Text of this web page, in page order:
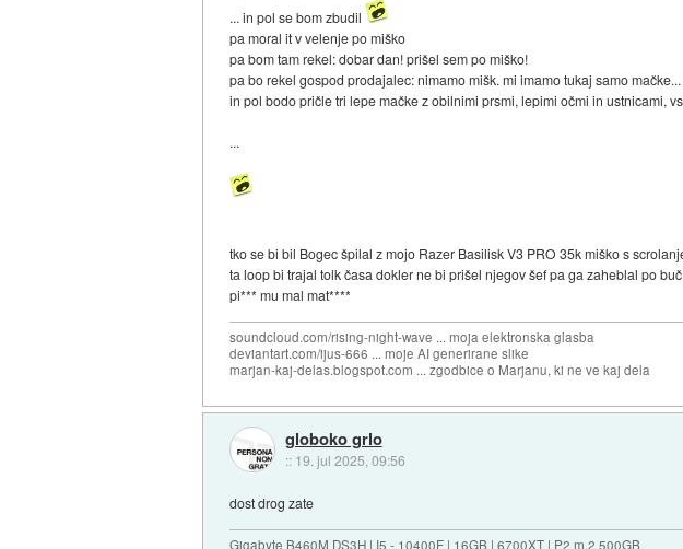
... in pol se bom zbudil
pa moral it v velenje po miško
pa bom tam rekel: dobar dan! prišel sem po miško!
pa bo rekel gospod prodajalec: nimamo mišk. mi imamo tukaj samo mačke...
in pol bodo pričle tri lepe mačke z obilnimi prsmi, lepimi očmi in ustnicami,
...
tko se bi bil Bogec špilal z mojo Razer Basilisk V3 PRO 35k miško s
ta loop bi trajal tolk časa dokler ne bi prišel njegov šef pa ga zaheblal po
pi*** mu mal mat****
soundcloud.com/rising-night-wave ... moja elektronska glasba
deviantart.com/ijus-666 ... moje AI generirane slike
marjan-kaj-delas.blogspot.com ... zgodbice o Marjanu, ki ne ve kaj dela
globoko grlo
:: 19. jul 2025, 09:56
dost drog zate
Gigabyte B460M DS3H | I5 - 10400F | 16GB | 6700XT | P2 m.2 500GB